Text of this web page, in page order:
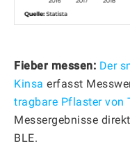
Fieber messen: Der
Kinsa erfasst
tragbare Pflaster von
Messergebnisse
BLE.